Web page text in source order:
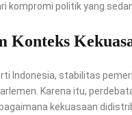
kompromi politik yang
Konteks
Indonesia, stabilitas
Karena itu,
kekuasaan